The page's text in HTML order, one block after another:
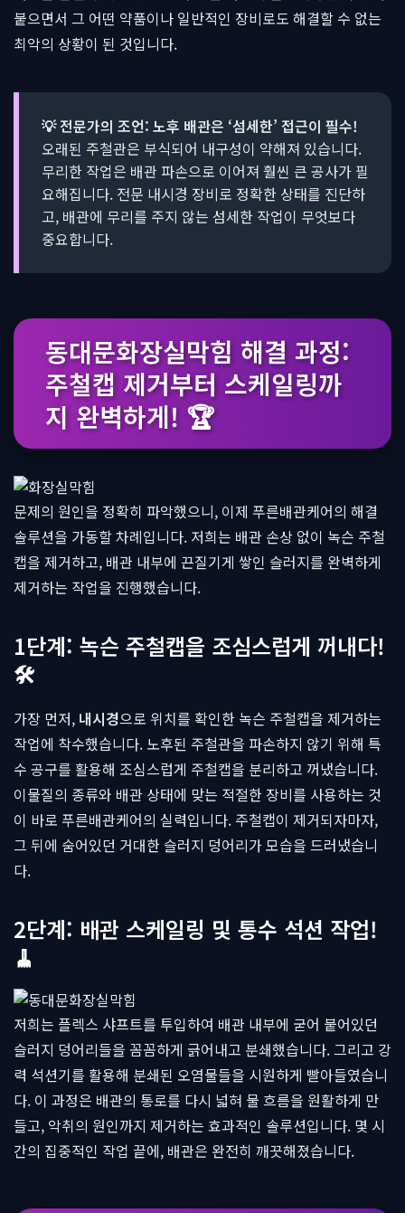
붙으면서 그 어떤 약품이나 일반적인 장비로도 해결할 수 없는
최악의 상황이 된 것입니다.
💡 전문가의 조언: 노후 배관은 ‘섬세한’ 접근이 필수!
오래된 주철관은 부식되어 내구성이 약해져 있습니다.
무리한 작업은 배관 파손으로 이어져 훨씬 큰 공사가 필
요해집니다. 전문 내시경 장비로 정확한 상태를 진단하
고, 배관에 무리를 주지 않는 섬세한 작업이 무엇보다
중요합니다.
동대문화장실막힘 해결 과정:
주철캡 제거부터 스케일링까
지 완벽하게! 🏆
문제의 원인을 정확히 파악했으니, 이제 푸른배관케어의 해결
솔루션을 가동할 차례입니다. 저희는 배관 손상 없이 녹슨 주철
캡을 제거하고, 배관 내부에 끈질기게 쌓인 슬러지를 완벽하게
제거하는 작업을 진행했습니다.
1단계: 녹슨 주철캡을 조심스럽게 꺼내다!
🛠
가장 먼저, 내시경으로 위치를 확인한 녹슨 주철캡을 제거하는
작업에 착수했습니다. 노후된 주철관을 파손하지 않기 위해 특
수 공구를 활용해 조심스럽게 주철캡을 분리하고 꺼냈습니다.
이물질의 종류와 배관 상태에 맞는 적절한 장비를 사용하는 것
이 바로 푸른배관케어의 실력입니다. 주철캡이 제거되자마자,
그 뒤에 숨어있던 거대한 슬러지 덩어리가 모습을 드러냈습니
다.
2단계: 배관 스케일링 및 통수 석션 작업!
🧹
저희는 플렉스 샤프트를 투입하여 배관 내부에 굳어 붙어있던
슬러지 덩어리들을 꼼꼼하게 긁어내고 분쇄했습니다. 그리고 강
력 석션기를 활용해 분쇄된 오염물들을 시원하게 빨아들였습니
다. 이 과정은 배관의 통로를 다시 넓혀 물 흐름을 원활하게 만
들고, 악취의 원인까지 제거하는 효과적인 솔루션입니다. 몇 시
간의 집중적인 작업 끝에, 배관은 완전히 깨끗해졌습니다.